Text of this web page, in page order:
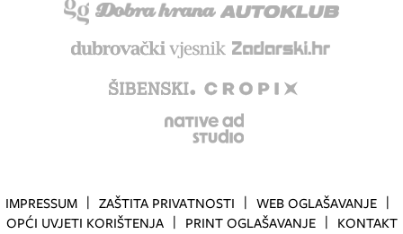
IMPRESSUM ZAŠTITA PRIVATNOSTI
WEB OGLAŠAVANJE
OPĆI UVJETI KORIŠTENJA
PRINT OGLAŠAVANJE KONTAKT